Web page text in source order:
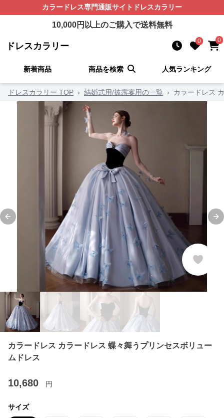
カラードレス専門通販サイト ドレスカラリー
10,000円以上のご購入で送料無料
ドレスカラリー 0 0
新着商品 商品を検索 人気ランキング
ドレスカラリー TOP › 結婚式用/披露宴用の一覧 › カラードレス
Previous slide
カラードレス カラードレス 蝶々舞うプリンセスボリュー
ムドレス
10,680 円
サイズ